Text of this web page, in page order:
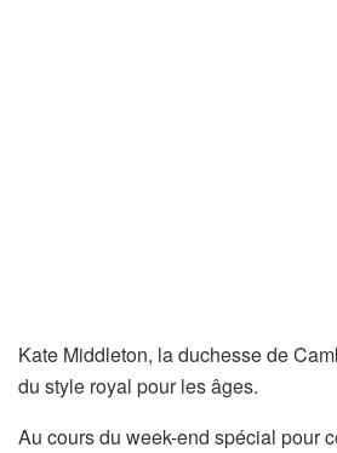
Kate Middleton, la duchesse de
du style royal pour les âges.
Au cours du week-end spécial pour